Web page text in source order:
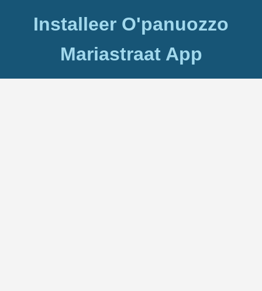
Installeer O'panuozzo
Mariastraat App